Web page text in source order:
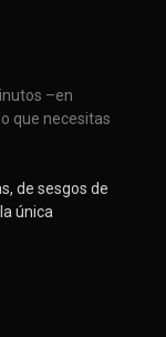
–en
que necesitas
de sesgos de
única